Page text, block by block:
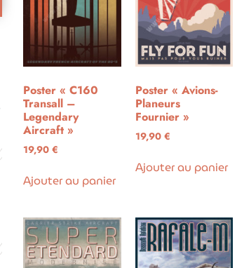
Poster « C160
Transall –
Legendary
Aircraft »
19,90 €
Ajouter au panier
Poster « Avions-
Planeurs
Fournier »
19,90 €
Ajouter au panier